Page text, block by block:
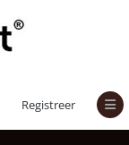
Registreer